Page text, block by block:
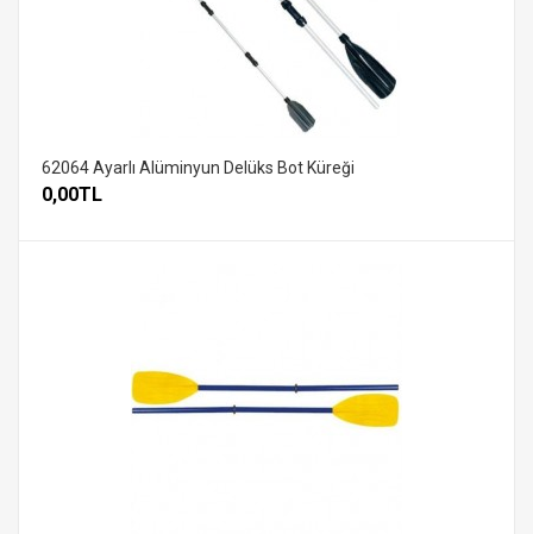
62064 Ayarlı Alüminyun Delüks Bot Küreği
0,00TL